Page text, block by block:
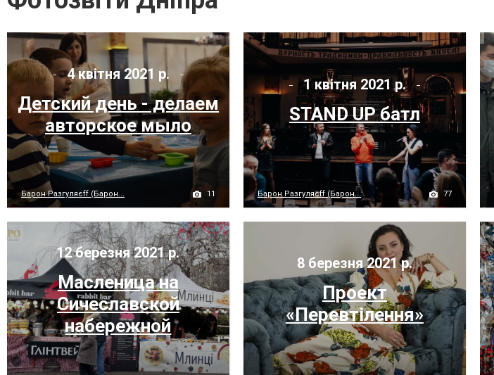
4 квітня 2021 р.
Детский день - делаем
авторское мыло
Барон Разгуляєff (Барон... 11
1 квітня 2021 р.
STAND UP батл
Барон Разгуляєff (Барон... 77
12 березня 2021 р.
Масленица на
Сичеславской
набережной
8 березня 2021 р.
Проект
«Перевтілення»